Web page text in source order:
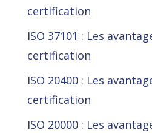
certification
ISO 37101 : Les
certification
ISO 20400 : Les
certification
ISO 20000 : Les